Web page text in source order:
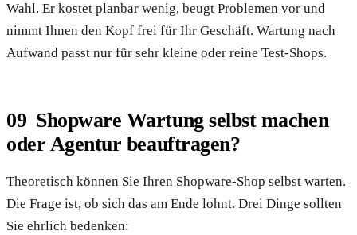
Wahl. Er kostet planbar wenig, beugt Problemen vor und
nimmt Ihnen den Kopf frei für Ihr Geschäft. Wartung nach
Aufwand passt nur für sehr kleine oder reine Test-Shops.
Shopware Wartung selbst machen
oder Agentur beauftragen?
Theoretisch können Sie Ihren Shopware-Shop selbst warten.
Die Frage ist, ob sich das am Ende lohnt. Drei Dinge sollten
Sie ehrlich bedenken: